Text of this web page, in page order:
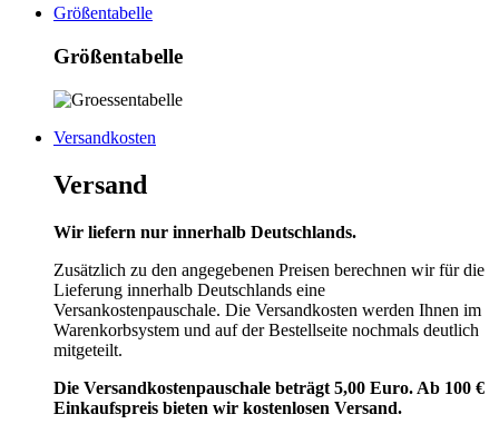
Größentabelle
Größentabelle
Versandkosten
Versand
Wir liefern nur innerhalb Deutschlands.
Zusätzlich zu den angegebenen Preisen berechnen wir für die
Lieferung innerhalb Deutschlands eine
Versankostenpauschale. Die Versandkosten werden Ihnen im
Warenkorbsystem und auf der Bestellseite nochmals deutlich
mitgeteilt.
Die Versandkostenpauschale beträgt 5,00 Euro. Ab 100 €
Einkaufspreis bieten wir kostenlosen Versand.